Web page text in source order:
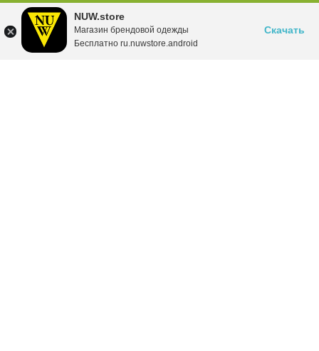
NUW.store
Магазин брендовой одежды
Бесплатно ru.nuwstore.android
Скачать